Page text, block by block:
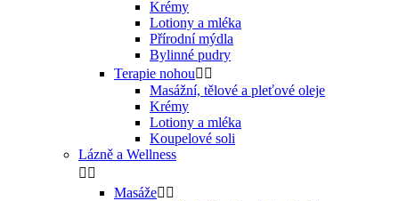
Krémy
Lotiony a mléka
Přírodní mýdla
Bylinné pudry
Terapie nohou 
Masážní, tělové a pleťové oleje
Krémy
Lotiony a mléka
Koupelové soli
Lázně a Wellness
 
Masáže 